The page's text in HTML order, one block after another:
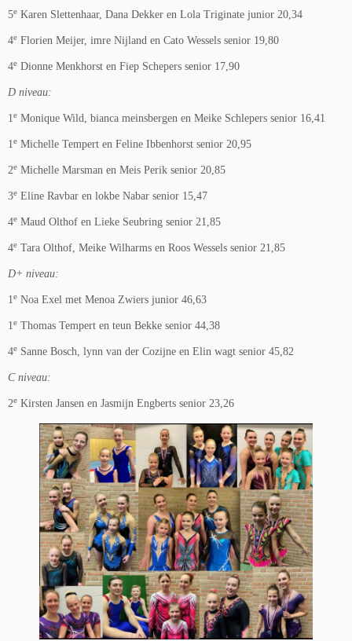
5e Karen Slettenhaar, Dana Dekker en Lola Triginate junior 20,34
4e Florien Meijer, imre Nijland en Cato Wessels senior 19,80
4e Dionne Menkhorst en Fiep Schepers senior 17,90
D niveau:
1 e Monique Wild, bianca meinsbergen en Meike Schlepers senior 16,41
1 e Michelle Tempert en Feline Ibbenhorst senior 20,95
2e Michelle Marsman en Meis Perik senior 20,85
3e Eline Ravbar en lokbe Nabar senior 15,47
4e Maud Olthof en Lieke Seubring senior 21,85
4e Tara Olthof, Meike Wilharms en Roos Wessels senior 21,85
D+ niveau:
1 e Noa Exel met Menoa Zwiers junior 46,63
1 e Thomas Tempert en teun Bekke senior 44,38
4e Sanne Bosch, lynn van der Cozijne en Elin wagt senior 45,82
C niveau:
2e Kirsten Jansen en Jasmijn Engberts senior 23,26